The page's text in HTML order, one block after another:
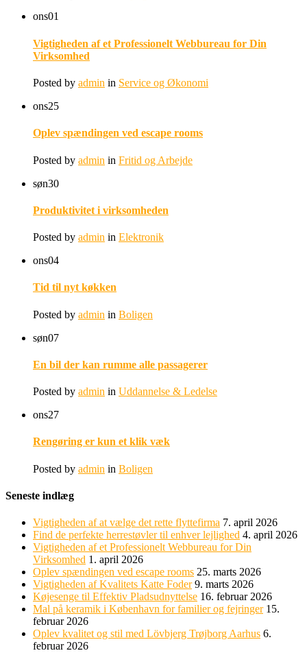
ons01
Vigtigheden af et Professionelt Webbureau for Din
Virksomhed
Posted by admin in Service og Økonomi
ons25
Oplev spændingen ved escape rooms
Posted by admin in Fritid og Arbejde
søn30
Produktivitet i virksomheden
Posted by admin in Elektronik
ons04
Tid til nyt køkken
Posted by admin in Boligen
søn07
En bil der kan rumme alle passagerer
Posted by admin in Uddannelse & Ledelse
ons27
Rengøring er kun et klik væk
Posted by admin in Boligen
Seneste indlæg
Vigtigheden af at vælge det rette flyttefirma 7. april 2026
Find de perfekte herrestøvler til enhver lejlighed 4. april 2026
Vigtigheden af et Professionelt Webbureau for Din
Virksomhed 1. april 2026
Oplev spændingen ved escape rooms 25. marts 2026
Vigtigheden af Kvalitets Katte Foder 9. marts 2026
Køjesenge til Effektiv Pladsudnyttelse 16. februar 2026
Mal på keramik i København for familier og fejringer 15.
februar 2026
Oplev kvalitet og stil med Lövbjerg Trøjborg Aarhus 6.
februar 2026